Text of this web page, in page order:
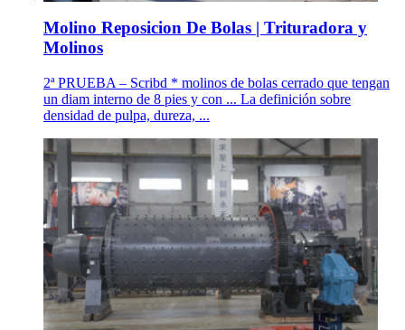
Molino Reposicion De Bolas | Trituradora y
Molinos
2ª PRUEBA – Scribd * molinos de bolas cerrado que tengan
un diam interno de 8 pies y con ... La definición sobre
densidad de pulpa, dureza, ...